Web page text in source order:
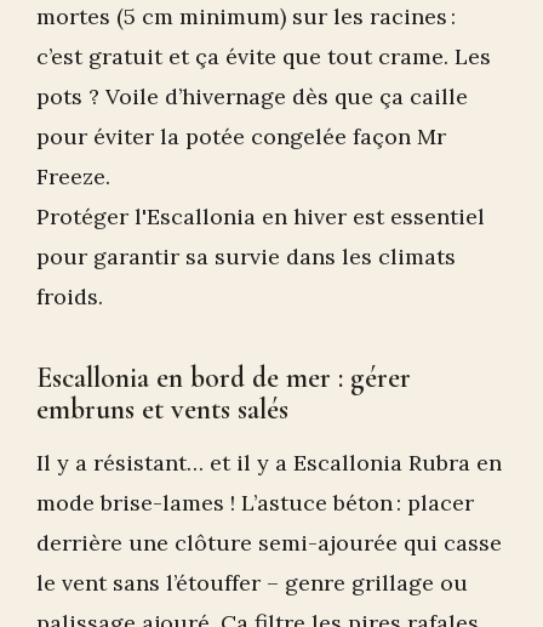
mortes (5 cm minimum) sur les racines :
c’est gratuit et ça évite que tout crame. Les
pots ? Voile d’hivernage dès que ça caille
pour éviter la potée congelée façon Mr
Freeze.
Protéger l'Escallonia en hiver est essentiel
pour garantir sa survie dans les climats
froids.
Escallonia en bord de mer : gérer
embruns et vents salés
Il y a résistant… et il y a Escallonia Rubra en
mode brise-lames ! L’astuce béton : placer
derrière une clôture semi-ajourée qui casse
le vent sans l’étouffer – genre grillage ou